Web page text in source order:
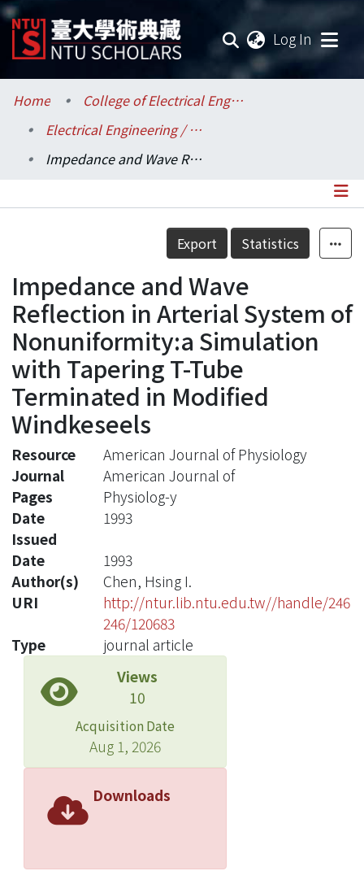
Log In
Communities & Collections
Research Outputs
Statistics
Home
College of Electrical Engineering and Computer Science / 電機資訊學院
Electrical Engineering / 電機工程學系
Impedance and Wave Reflection in Arterial System of Nonuniformity:a Simulation with Tapering T-Tube Terminated in Modified Windkeseels
Details
Export Statistics
Impedance and Wave
Reflection in Arterial System of
Nonuniformity:a Simulation
with Tapering T-Tube
Terminated in Modified
Windkeseels
Resource
American Journal of Physiology
Journal
American Journal of
Pages
Physiolog-y
Date
Issued
1993
Date
1993
Author(s)
Chen, Hsing I.
URI
http://ntur.lib.ntu.edu.tw//handle/246
246/120683
Type
journal article
Views
10
Acquisition Date
Aug 1, 2026
Downloads